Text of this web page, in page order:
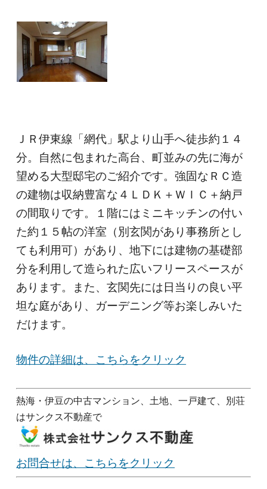
ＪＲ伊東線「網代」駅より山手へ徒歩約１４
分。自然に包まれた高台、町並みの先に海が
望める大型邸宅のご紹介です。強固なＲＣ造
の建物は収納豊富な４ＬＤＫ＋ＷＩＣ＋納戸
の間取りです。１階にはミニキッチンの付い
た約１５帖の洋室（別玄関があり事務所とし
ても利用可）があり、地下には建物の基礎部
分を利用して造られた広いフリースペースが
あります。また、玄関先には日当りの良い平
坦な庭があり、ガーデニング等お楽しみいた
だけます。
物件の詳細は、こちらをクリック
熱海・伊豆の中古マンション、土地、一戸建て、別荘
はサンクス不動産で
お問合せは、こちらをクリック